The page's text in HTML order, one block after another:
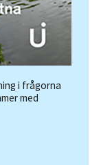
i frågorna
med